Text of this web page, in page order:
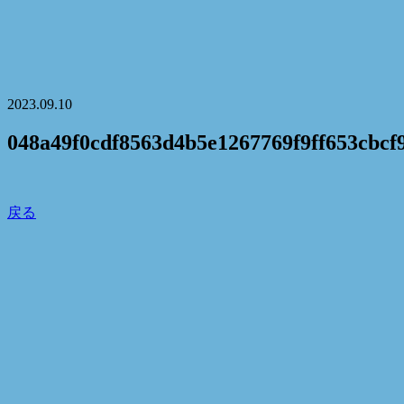
2023.09.10
戻る